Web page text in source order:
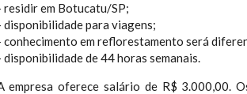
residir em Botucatu/SP;
disponibilidade para viagens;
conhecimento em reflorestamento será
disponibilidade de 44 horas semanais.
empresa oferece salário de R$ 3.000,00.